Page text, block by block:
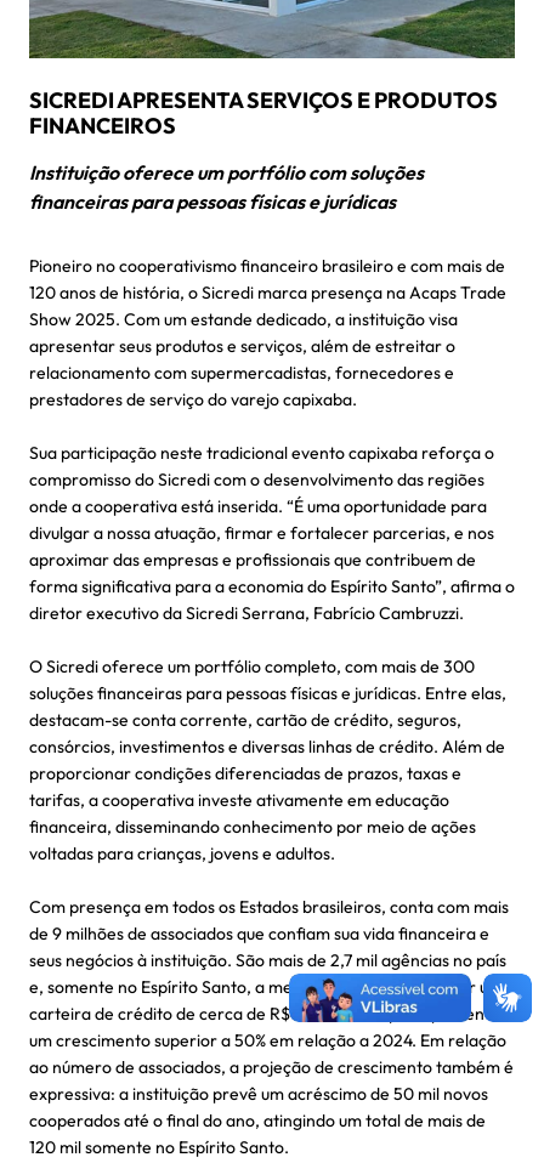
SICREDI APRESENTA SERVIÇOS E PRODUTOS
FINANCEIROS
Instituição oferece um portfólio com soluções
financeiras para pessoas físicas e jurídicas
Pioneiro no cooperativismo financeiro brasileiro e com mais de
120 anos de história, o Sicredi marca presença na Acaps Trade
Show 2025. Com um estande dedicado, a instituição visa
apresentar seus produtos e serviços, além de estreitar o
relacionamento com supermercadistas, fornecedores e
prestadores de serviço do varejo capixaba.
Sua participação neste tradicional evento capixaba reforça o
compromisso do Sicredi com o desenvolvimento das regiões
onde a cooperativa está inserida. “É uma oportunidade para
divulgar a nossa atuação, firmar e fortalecer parcerias, e nos
aproximar das empresas e profissionais que contribuem de
forma significativa para a economia do Espírito Santo”, afirma o
diretor executivo da Sicredi Serrana, Fabrício Cambruzzi.
O Sicredi oferece um portfólio completo, com mais de 300
soluções financeiras para pessoas físicas e jurídicas. Entre elas,
destacam-se conta corrente, cartão de crédito, seguros,
consórcios, investimentos e diversas linhas de crédito. Além de
proporcionar condições diferenciadas de prazos, taxas e
tarifas, a cooperativa investe ativamente em educação
financeira, disseminando conhecimento por meio de ações
voltadas para crianças, jovens e adultos.
Com presença em todos os Estados brasileiros, conta com mais
de 9 milhões de associados que confiam sua vida financeira e
seus negócios à instituição. São mais de 2,7 mil agências no país
e, somente no Espírito Santo, a meta para 2025 é alcançar uma
carteira de crédito de cerca de R$ 5 bilhões, o que representa
um crescimento superior a 50% em relação a 2024. Em relação
ao número de associados, a projeção de crescimento também é
expressiva: a instituição prevê um acréscimo de 50 mil novos
cooperados até o final do ano, atingindo um total de mais de
120 mil somente no Espírito Santo.